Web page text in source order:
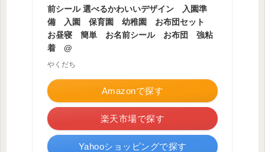
前シール 選べるかわいいデザイン 入園準
備 入園 保育園 幼稚園 お布団セット
お昼寝 簡単 お名前シール お布団 強粘
着 @
やくだち
Amazonで探す
楽天市場で探す
Yahooショッピングで探す